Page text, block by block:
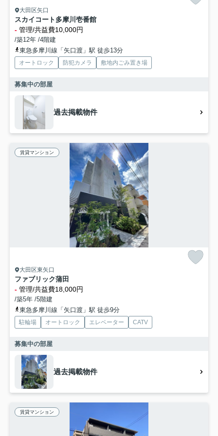
大田区矢口
スカイコート多摩川壱番館
- 管理/共益費10,000円
/築12年 /4階建
東急多摩川線「矢口渡」駅 徒歩13分
オートロック 防犯カメラ 敷地内ごみ置き場
募集中の部屋
過去掲載物件
賃貸マンション
大田区東矢口
ファブリック蒲田
- 管理/共益費18,000円
/築5年 /5階建
東急多摩川線「矢口渡」駅 徒歩9分
駐輪場 オートロック エレベーター CATV
募集中の部屋
過去掲載物件
賃貸マンション